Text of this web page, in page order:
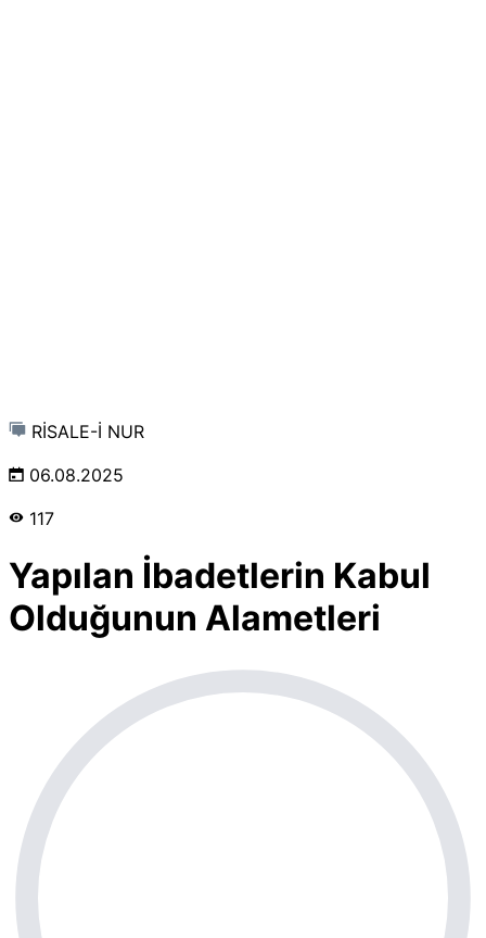
RİSALE-İ NUR
06.08.2025
117
Yapılan İbadetlerin Kabul
Olduğunun Alametleri